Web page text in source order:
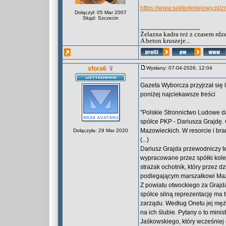
Dołączył: 05 Mar 2007
Skąd: Szczecin
https://
Żelazna kadra też z czasem
A beton kruszeje...
sfora6
Dołączyła: 29 Mar 2020
Wysłany: 07-04-2026, 12:04
Gazeta Wyborcza przyjrzał
poniżej najciekawsze treści
"Polskie Stronnictwo Ludowe
spółce PKP - Dariusza
Mazowieckich. W resorcie i
(...)
Dariusz Grajda przewodniczy
wypracowane przez spółki
strażak ochotnik, który przez
podlegającym marszałkowi
Z powiatu otwockiego za
spółce silną reprezentację ma
zarządu. Według Onetu jej
na ich ślubie. Pytany o to
Jaśkowskiego, który wcześniej